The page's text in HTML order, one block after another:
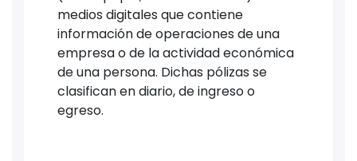
medios digitales que contiene
información de operaciones de una
empresa o de la actividad económica
de una persona. Dichas pólizas se
clasifican en diario, de ingreso o
egreso.